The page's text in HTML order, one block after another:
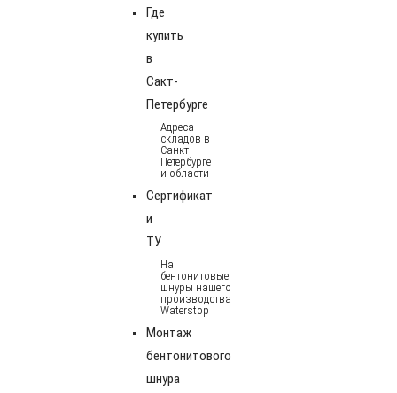
Где
купить
в
Сакт-
Петербурге
Адреса
складов в
Санкт-
Петербурге
и области
Сертификат
и
ТУ
На
бентонитовые
шнуры нашего
производства
Waterstop
Монтаж
бентонитового
шнура